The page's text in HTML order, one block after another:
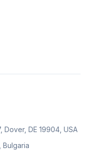
Dover, DE 19904, USA